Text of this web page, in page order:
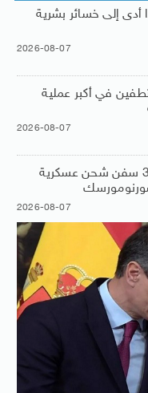
أدى إلى خسائر بشرية
2026-08-07
تعلن تحرير 308 مختطفين في أكبر عملية
2026-08-07
الدفاع الروسية: استهداف 3 سفن شحن عسكرية
2026-08-07